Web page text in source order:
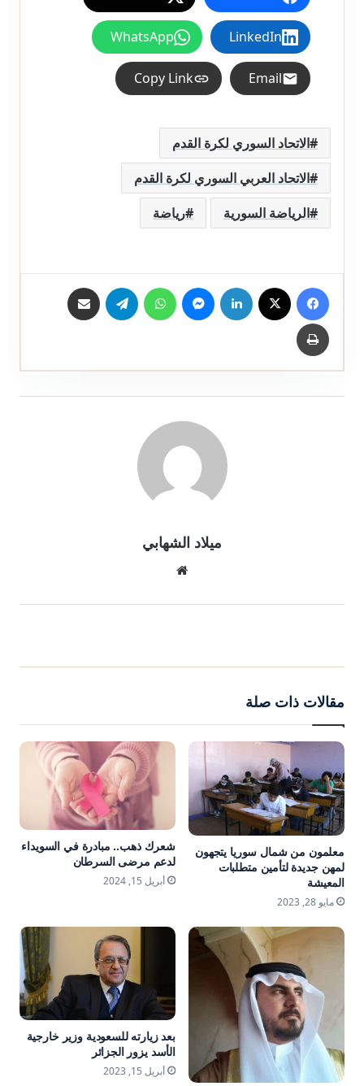
LinkedIn
WhatsApp
Email
Copy Link
الاتحاد السوري لكرة القدم
الاتحاد العربي السوري لكرة القدم
الرياضة السورية
رياضة
فيسبوك لينكدإن ماسنجر واتساب تيلقرام
طباعة
ميلاد الشهابي
مقالات ذات صلة
معلمون من شمال سوريا يتجهون
لمهن جديدة لتأمين متطلبات
المعيشة
مايو 28, 2023
شعرك ذهب.. مبادرة في السويداء
لدعم مرضى السرطان
أبريل 15, 2024
بعد زيارته للسعودية وزير خارجية
الأسد يزور الجزائر
أبريل 15, 2023